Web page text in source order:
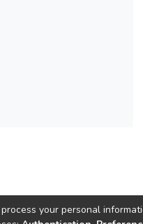
your personal